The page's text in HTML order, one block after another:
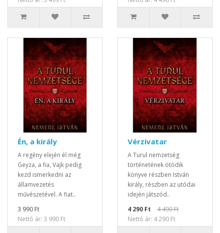
Én, a király
A regény elején él még
Geyza, a fia, Vajk pedig
kezd ismerkedni az
államvezetés
művészetével. A fiat..
3 990 Ft
Nettó ár: 3 990 Ft
Vérzivatar
A Turul nemzetség
történetének ötödik
könyve részben István
király, részben az utódai
idején játszód..
4 290 Ft
4 490 Ft
Nettó ár: 4 290 Ft